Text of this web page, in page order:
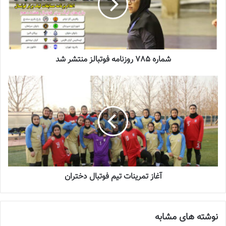
تازه‌ترین خبرها از درمان ۲ ملی‌پوش فوتبال
زنان
2023-12-24
دعوت آزمون از 30 بازیکن به اردوی تیم ملی
2023-03-21
آینده درخشانی در انتظار فوتبال بانوان است
2022-12-10
سپاهان هم با برد امروز ۲۴ امتیازی شد و همچنان در جایگاه سوم
جدول باقی ماند. این تیم تنها یک امتیاز با سیرجان و رتبه دوم فاصله
دارد.
شماره 785 روزنامه فوتبالز منتشر شد
آغاز تمرینات تیم فوتبال دختران
نوشته های مشابه